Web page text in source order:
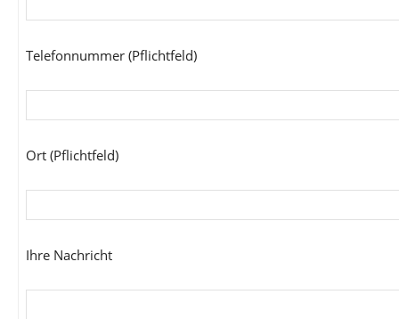
Telefonnummer (Pflichtfeld)
Ort (Pflichtfeld)
Ihre Nachricht